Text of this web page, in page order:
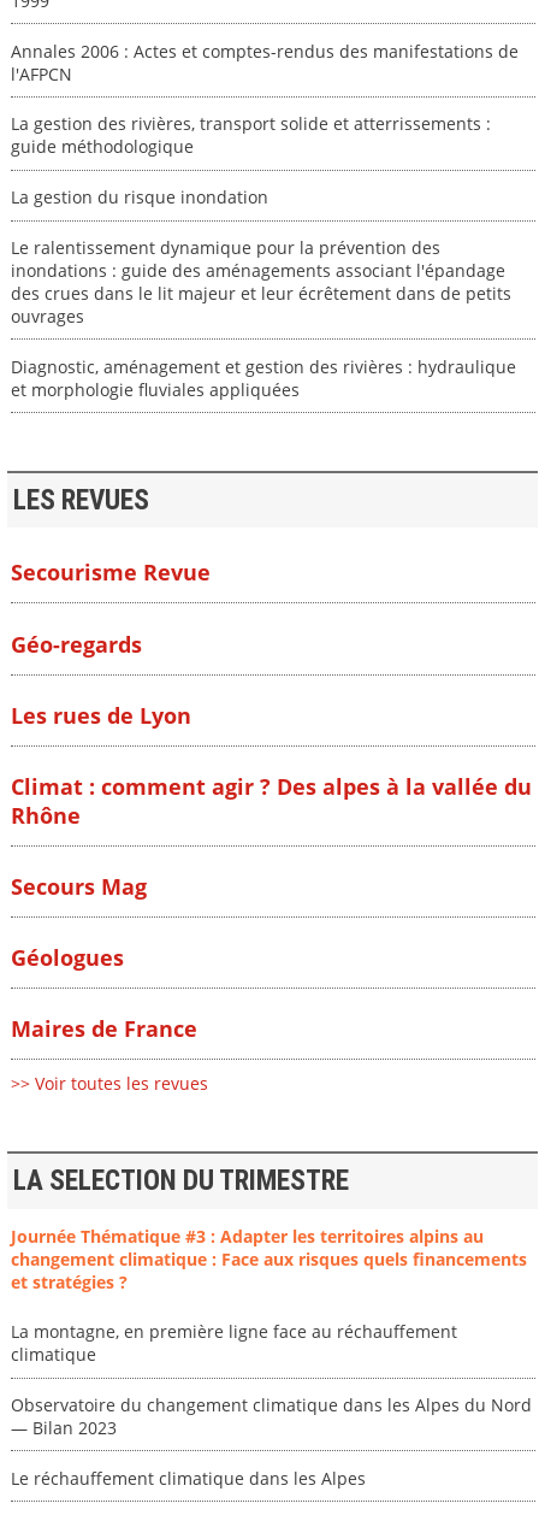
Annales 2006 : Actes et comptes-rendus des manifestations de
l'AFPCN
La gestion des rivières, transport solide et atterrissements :
guide méthodologique
La gestion du risque inondation
Le ralentissement dynamique pour la prévention des
inondations : guide des aménagements associant l'épandage
des crues dans le lit majeur et leur écrêtement dans de petits
ouvrages
Diagnostic, aménagement et gestion des rivières : hydraulique
et morphologie fluviales appliquées
LES REVUES
Secourisme Revue
Géo-regards
Les rues de Lyon
Climat : comment agir ? Des alpes à la vallée du
Rhône
Secours Mag
Géologues
Maires de France
>> Voir toutes les revues
LA SELECTION DU TRIMESTRE
Journée Thématique #3 : Adapter les territoires alpins au
changement climatique : Face aux risques quels financements
et stratégies ?
La montagne, en première ligne face au réchauffement
climatique
Observatoire du changement climatique dans les Alpes du Nord
— Bilan 2023
Le réchauffement climatique dans les Alpes